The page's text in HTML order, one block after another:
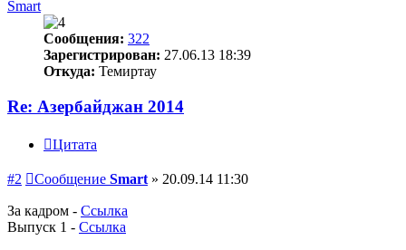
Smart
Сообщения: 322
Зарегистрирован: 27.06.13 18:39
Откуда: Темиртау
Re: Азербайджан 2014
Цитата
#2 Сообщение Smart » 20.09.14 11:30
За кадром - Ссылка
Выпуск 1 - Ссылка